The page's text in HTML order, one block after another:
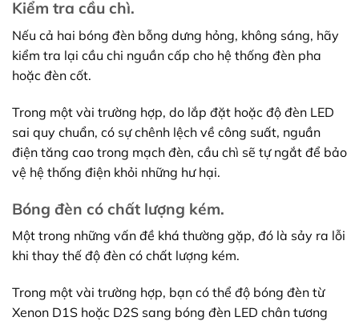
Kiểm tra cầu chì.
Nếu cả hai bóng đèn bỗng dưng hỏng, không sáng, hãy
kiểm tra lại cầu chi nguần cấp cho hệ thống đèn pha
hoặc đèn cốt.
Trong một vài trường hợp, do lắp đặt hoặc độ đèn LED
sai quy chuẩn, có sự chênh lệch về công suất, nguần
điện tăng cao trong mạch đèn, cầu chì sẽ tự ngắt để bảo
vệ hệ thống điện khỏi những hư hại.
Bóng đèn có chất lượng kém.
Một trong những vấn đề khá thường gặp, đó là sảy ra lỗi
khi thay thế độ đèn có chất lượng kém.
Trong một vài trường hợp, bạn có thể độ bóng đèn từ
Xenon D1S hoặc D2S sang bóng đèn LED chân tương